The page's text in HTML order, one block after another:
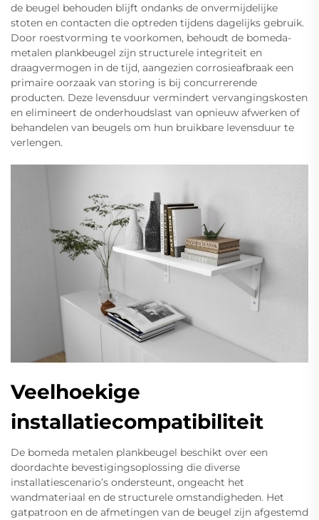
de beugel behouden blijft ondanks de onvermijdelijke
stoten en contacten die optreden tijdens dagelijks gebruik.
Door roestvorming te voorkomen, behoudt de bomeda-
metalen plankbeugel zijn structurele integriteit en
draagvermogen in de tijd, aangezien corrosieafbraak een
primaire oorzaak van storing is bij concurrerende
producten. Deze levensduur vermindert vervangingskosten
en elimineert de onderhoudslast van opnieuw afwerken of
behandelen van beugels om hun bruikbare levensduur te
verlengen.
Veelhoekige
installatiecompatibiliteit
De bomeda metalen plankbeugel beschikt over een
doordachte bevestigingsoplossing die diverse
installatiescenario’s ondersteunt, ongeacht het
wandmateriaal en de structurele omstandigheden. Het
gatpatroon en de afmetingen van de beugel zijn afgestemd